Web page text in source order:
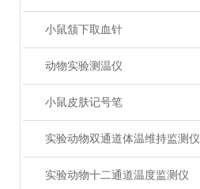
小鼠颔下取血针
动物实验测温仪
小鼠皮肤记号笔
实验动物双通道体温维持监测仪
实验动物十二通道温度监测仪